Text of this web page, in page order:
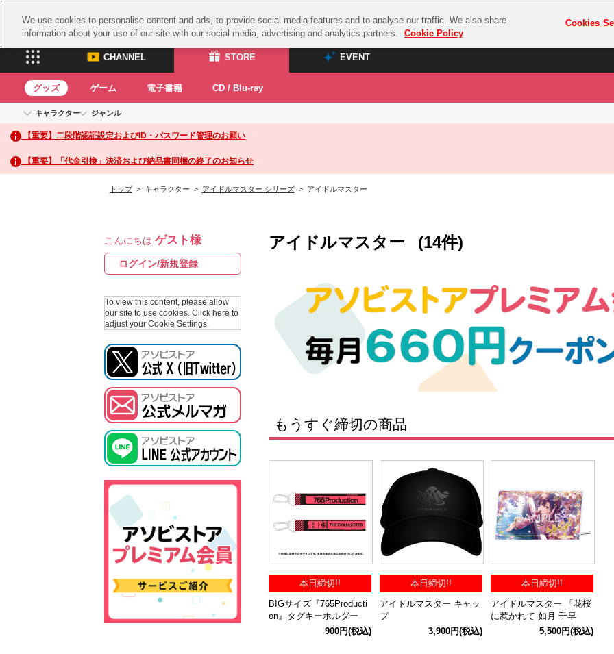
プレミアム会員と
CHANNEL STORE EVENT
CHANNEL
ASOBI CHANNEL TOP
STORE
ASOBI STORE TOP
グッズ
CD / Blu-ray
EVENT
ASOBI STAGE
グッズ ゲーム 電子書籍 CD / Blu-ray
キャラクター
アイドルマスターシリーズ
アイドルマスター
アイドルマスター シンデレラガールズ
アイドルマスター ミリオンライブ！
プロジェクトアイマス ヴイアライヴ
テイルズ オブ シリーズ
スサノオマジック
ドラゴンボール
ラブライブ！サンシャイン‼
アイドリッシュセブン
モフモフパレード
ジャンル
イベントグッズ
トイ・ホビー
【重要】二段階認証設定およびID・パスワード管理のお願い
【重要】「代金引換」決済および納品書同梱の終了のお知らせ
トップ> キャラクター > アイドルマスター シリーズ> アイドルマスター
こんにちは ゲスト様
ログイン/新規登録
To view this content, please allow
our site to use cookies. Click here to
adjust your Cookie Settings.
アイドルマスター (14件)
もうすぐ締切の商品
本日締切!!
BIGサイズ『765Producti
on』タグキーホルダー
900円(税込)
本日締切!!
アイドルマスター キャッ
プ
3,900円(税込)
本日締切!!
アイドルマスター 「花桜
に惹かれて 如月 千早
＋」アクリルパネル B
5,500円(税込)
We use cookies to personalise content and ads, to provide social media features and to analyse our traffic. We also share
information about your use of our site with our social media, advertising and analytics partners.
Cookie Policy
Cookies